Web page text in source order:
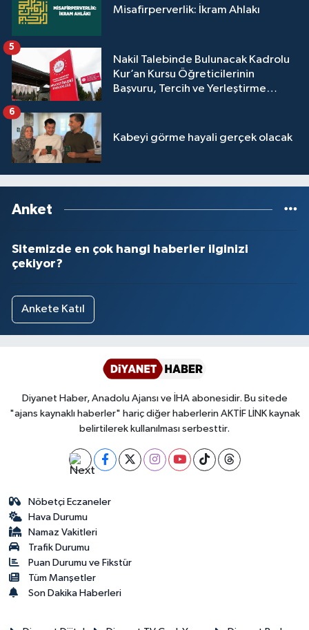
Misafirperverlik: İkram Ahlakı
Nakil Talebinde Bulunacak Kadrolu
Kur’an Kursu Öğreticilerinin
Başvuru, Tercih ve Yerleştirme
5
Kabeyi görme hayali gerçek olacak
6
Anket
Sitemizde en çok hangi haberler ilginizi
çekiyor?
Ankete Katıl
Diyanet Haber, Anadolu Ajansı ve İHA abonesidir. Bu sitede
"ajans kaynaklı haberler" hariç diğer haberlerin AKTİF LİNK kaynak
belirtilerek kullanılması serbesttir.
Nöbetçi Eczaneler
Hava Durumu
Namaz Vakitleri
Trafik Durumu
Puan Durumu ve Fikstür
Tüm Manşetler
Son Dakika Haberleri
Yalova Müftülüğü
Yozgat Müftülüğü
Zonguldak Müftülüğü